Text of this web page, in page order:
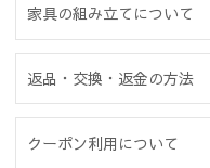
家具の組み立てについて
返品・交換・返金の方法
クーポン利用について